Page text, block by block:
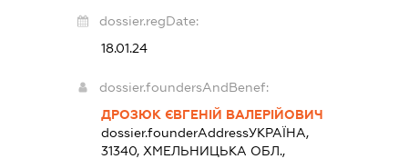
dossier.regDate:
18.01.24
dossier.foundersAndBenef:
ДРОЗЮК ЄВГЕНІЙ ВАЛЕРІЙОВИЧ
dossier.founderAddressУКРАЇНА,
31340, ХМЕЛЬНИЦЬКА ОБЛ.,